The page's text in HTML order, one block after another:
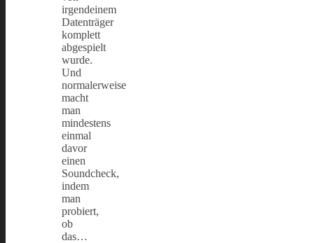
irgendeinem
Datenträger
komplett
abgespielt
wurde.
Und
normalerweise
macht
man
mindestens
einmal
davor
einen
Soundcheck,
indem
man
probiert,
ob
das…